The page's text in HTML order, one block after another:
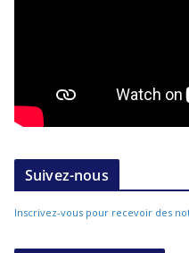
Suivez-nous
Inscrivez-vous pour recevoir des